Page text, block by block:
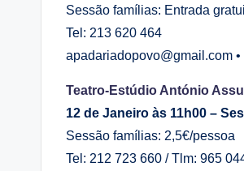
Sessão famílias: Entrada
Tel: 213 620 464
apadariadopovo@gmail.com
Teatro-Estúdio António
12 de Janeiro às 11h00 –
Sessão famílias: 2,5€/pessoa
Tel: 212 723 660 / Tlm: 965